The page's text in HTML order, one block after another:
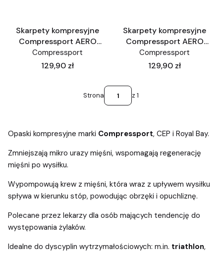
Skarpety kompresyjne
Compressport AERO
Socks 2.0 białe skarpetki
triathlon
Compressport
Cena
129,90 zł
Skarpety kompresyjne
Compressport AERO
Socks 2.0 czarne
skarpetki triathlon
Compressport
Cena
129,90 zł
Strona z 1
Opaski kompresyjne marki Compressport, CEP i Royal Bay.
Zmniejszają mikro urazy mięśni, wspomagają regenerację
mięśni po wysiłku.
Wypompowują krew z mięśni, która wraz z upływem wysiłku
spływa w kierunku stóp, powodując obrzęki i opuchliznę.
Polecane przez lekarzy dla osób mających tendencję do
występowania żylaków.
Idealne do dyscyplin wytrzymałościowych: m.in. triathlon,